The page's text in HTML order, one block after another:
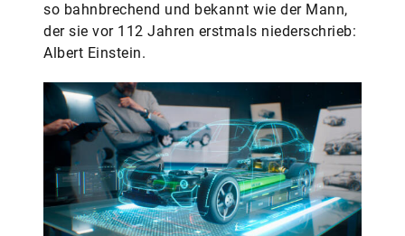
so bahnbrechend und bekannt wie der Mann,
der sie vor 112 Jahren erstmals niederschrieb:
Albert Einstein.